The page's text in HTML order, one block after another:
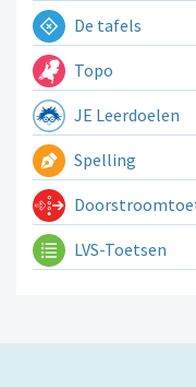
De tafels
Topo
JE Leerdoelen
Spelling
LVS-Toetsen